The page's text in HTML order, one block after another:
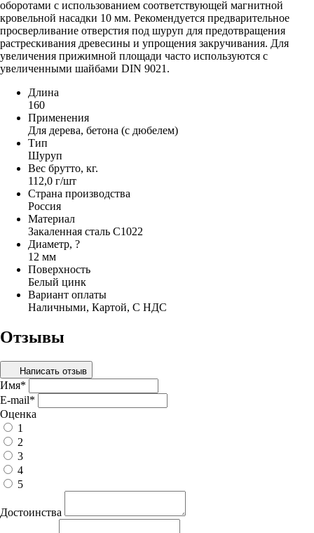
оборотами с использованием соответствующей магнитной
кровельной насадки 10 мм. Рекомендуется предварительное
просверливание отверстия под шуруп для предотвращения
растрескивания древесины и упрощения закручивания. Для
увеличения прижимной площади часто используются с
увеличенными шайбами DIN 9021.
Длина
160
Применения
Для дерева, бетона (с дюбелем)
Тип
Шуруп
Вес брутто, кг.
112,0 г/шт
Страна производства
Россия
Материал
Закаленная сталь С1022
Диаметр, ?
12 мм
Поверхность
Белый цинк
Вариант оплаты
Наличными, Картой, С НДС
Отзывы
Написать отзыв
Имя*
E-mail*
Оценка
1
2
3
4
5
Достоинства